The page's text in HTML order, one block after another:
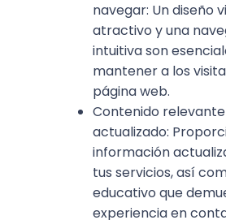
navegar: Un diseño
atractivo y una
intuitiva son
mantener a los
página web.
Contenido
actualizado:
información
tus servicios, así
educativo que
experiencia en